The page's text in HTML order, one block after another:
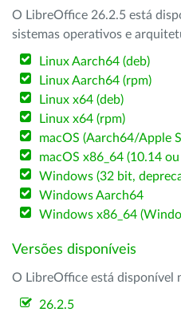
O LibreOffice 26.2.5 está
sistemas operativos e
Linux Aarch64 (deb)
Linux Aarch64 (rpm)
Linux x64 (deb)
Linux x64 (rpm)
macOS (Aarch64/Apple
macOS x86_64 (10.14
Windows (32 bit,
Windows Aarch64
Windows x86_64
Versões disponíveis
O LibreOffice está disponível
26.2.5